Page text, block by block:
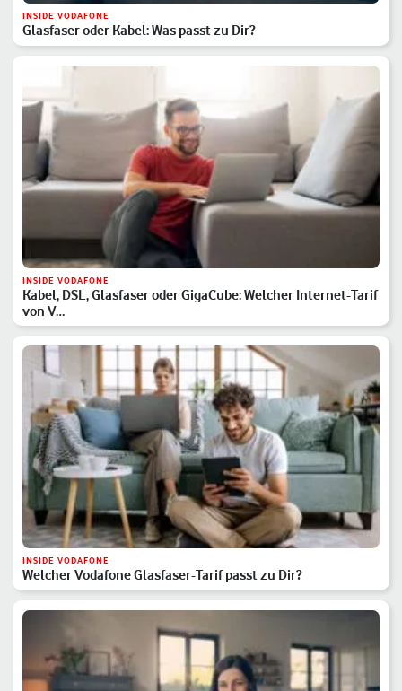
INSIDE VODAFONE
Glasfaser oder Kabel: Was passt zu Dir?
INSIDE VODAFONE
Kabel, DSL, Glasfaser oder GigaCube: Welcher Internet-Tarif
von V…
INSIDE VODAFONE
Welcher Vodafone Glasfaser-Tarif passt zu Dir?